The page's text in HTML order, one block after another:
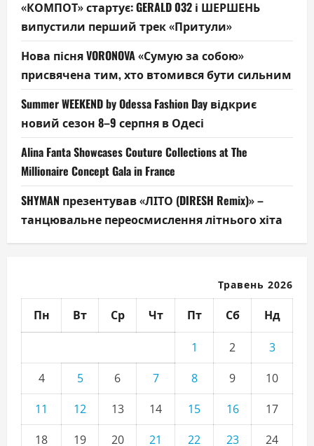
«КОМПОТ» стартує: GERALD 032 і ШЕРШЕНЬ
випустили перший трек «Притули»
Нова пісня VORONOVA «Сумую за собою»
присвячена тим, хто втомився бути сильним
Summer WEEKEND by Odessa Fashion Day відкриє
новий сезон 8–9 серпня в Одесі
Alina Fanta Showcases Couture Collections at The
Millionaire Concept Gala in France
SHYMAN презентував «ЛІТО (DIRESH Remix)» –
танцювальне переосмислення літнього хіта
Травень 2026
Пн Вт Ср Чт Пт Сб Нд
1 2
3
4
5 6 7 8 9
10
11
12 13 14 15 16
17
18
19 20 21 22 23 24